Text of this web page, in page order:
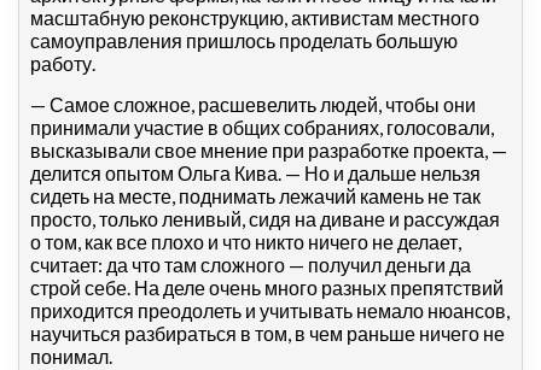
масштабную реконструкцию, активистам местного
самоуправления пришлось проделать большую
работу.
— Самое сложное, расшевелить людей, чтобы они
принимали участие в общих собраниях, голосовали,
высказывали свое мнение при разработке проекта, —
делится опытом Ольга Кива. — Но и дальше нельзя
сидеть на месте, поднимать лежачий камень не так
просто, только ленивый, сидя на диване и рассуждая
о том, как все плохо и что никто ничего не делает,
считает: да что там сложного — получил деньги да
строй себе. На деле очень много разных препятствий
приходится преодолеть и учитывать немало нюансов,
научиться разбираться в том, в чем раньше ничего не
понимал.